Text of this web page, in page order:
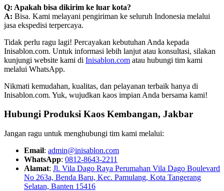
Q: Apakah bisa dikirim ke luar kota?
A: Bisa. Kami melayani pengiriman ke seluruh Indonesia melalui
jasa ekspedisi terpercaya.
Tidak perlu ragu lagi! Percayakan kebutuhan Anda kepada
Inisablon.com. Untuk informasi lebih lanjut atau konsultasi, silakan
kunjungi website kami di Inisablon.com atau hubungi tim kami
melalui WhatsApp.
Nikmati kemudahan, kualitas, dan pelayanan terbaik hanya di
Inisablon.com. Yuk, wujudkan kaos impian Anda bersama kami!
Hubungi Produksi Kaos Kembangan, Jakbar
Jangan ragu untuk menghubungi tim kami melalui:
Email: admin@inisablon.com
WhatsApp: 0812-8643-2211
Alamat: Jl. Vila Dago Raya Perumahan Vila Dago Boulevard
No 263a, Benda Baru, Kec. Pamulang, Kota Tangerang
Selatan, Banten 15416